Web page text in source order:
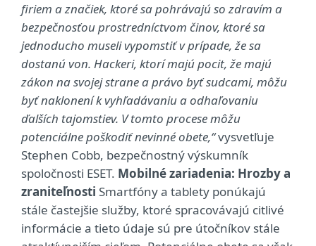
firiem a značiek, ktoré sa pohrávajú so zdravím a
bezpečnosťou prostredníctvom činov, ktoré sa
jednoducho museli vypomstiť v prípade, že sa
dostanú von. Hackeri, ktorí majú pocit, že majú
zákon na svojej strane a právo byť sudcami, môžu
byť naklonení k vyhľadávaniu a odhaľovaniu
ďalších tajomstiev. V tomto procese môžu
potenciálne poškodiť nevinné obete,“vysvetľuje
Stephen Cobb, bezpečnostný výskumník
spoločnosti ESET. Mobilné zariadenia: Hrozby a
zraniteľnosti Smartfóny a tablety ponúkajú
stále častejšie služby, ktoré spracovávajú citlivé
informácie a tieto údaje sú pre útočníkov stále